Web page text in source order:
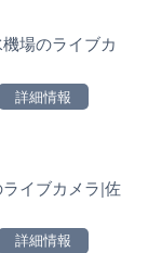
場のライブカ
詳細情報
イブカメラ|佐
詳細情報